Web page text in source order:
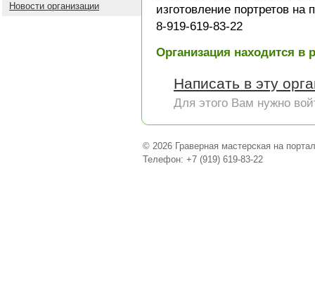
Новости организации
изготовление портретов на
8-919-619-83-22
Организация находится в
Написать в эту
Для этого Вам нужно
© 2026 Граверная мастерская на
Телефон: +7 (919) 619-83-22